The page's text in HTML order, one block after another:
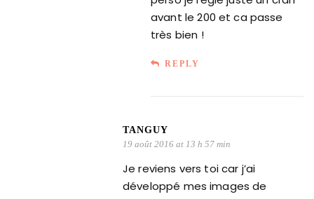
avant le 200 et ca passe
très bien !
REPLY
TANGUY
19 août 2016 at 13 h 57 min
Je reviens vers toi car j’ai
développé mes images de